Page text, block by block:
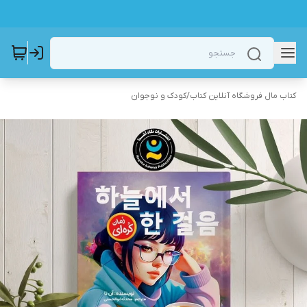
کتاب مال فروشگاه آنلاین کتاب/کودک و نوجوان